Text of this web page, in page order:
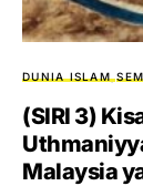
DUNIA ISLAM
(SIRI 3)
Malaysia